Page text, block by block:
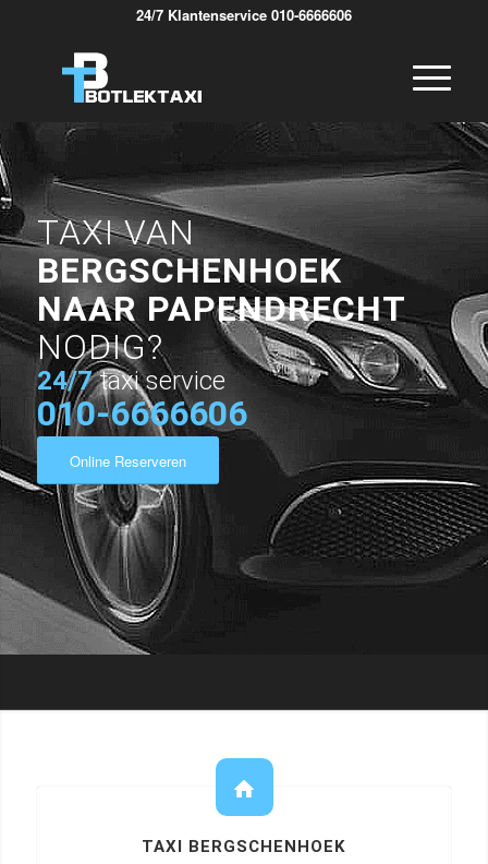
24/7 Klantenservice 010-6666606
TAXI VAN
BERGSCHENHOEK
NAAR PAPENDRECHT
NODIG?
24/7 taxi service
010-6666606
Online Reserveren
TAXI BERGSCHENHOEK